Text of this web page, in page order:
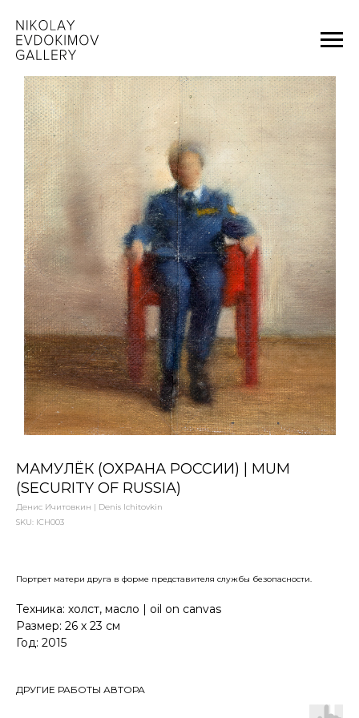
МАМУЛЁК (ОХРАНА РОССИИ) | MUM
(SECURITY OF RUSSIA)
Денис Ичитовкин | Denis Ichitovkin
SKU: ICH003
Портрет матери друга в форме представителя службы безопасности.
Техника: холст, масло | oil on canvas
Размер: 26 х 23 см
Год: 2015
ДРУГИЕ РАБОТЫ АВТОРА